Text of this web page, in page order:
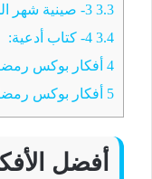
3.3
3.4
4 أفكار بوكس رمضان 2026
5 أفكار بوكس رمضان 2026
أفضل